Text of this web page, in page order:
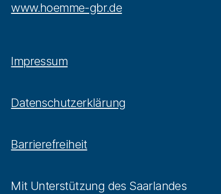
www.hoemme-gbr.de
Impressum
Datenschutzerklärung
Barrierefreiheit
Mit Unterstützung des Saarlandes